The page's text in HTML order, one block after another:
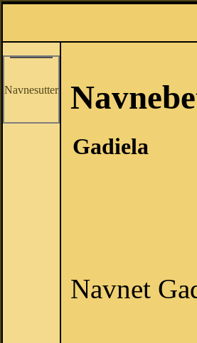
Navnesutter
Gadiela
Navnet